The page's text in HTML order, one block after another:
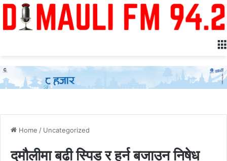
Home / Uncategorized
दमौलीमा बढी स्पिड र हर्न बजाउन निषेध